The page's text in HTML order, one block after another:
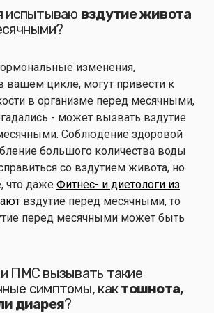
испытываю вздутие живота
изменения,
вашем цикле, могут привести к
в организме перед месячными,
- может вызвать вздутие
Соблюдение здоровой
большого количества воды
со вздутием живота, но
что даже Фитнес- и диетологи из
вздутие перед месячными, то
перед месячными может быть
ПМС вызывать такие
симптомы, кактошнота,
диарея?